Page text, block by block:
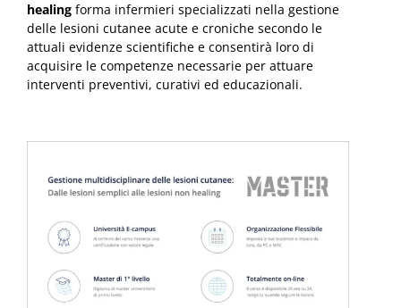
healing forma infermieri specializzati nella gestione
delle lesioni cutanee acute e croniche secondo le
attuali evidenze scientifiche e consentirà loro di
acquisire le competenze necessarie per attuare
interventi preventivi, curativi ed educazionali.